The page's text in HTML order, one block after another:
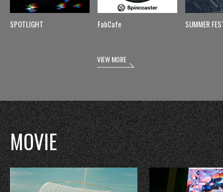
SPOTLIGHT FabCafe SUMMER
VIEW MORE
MOVIE